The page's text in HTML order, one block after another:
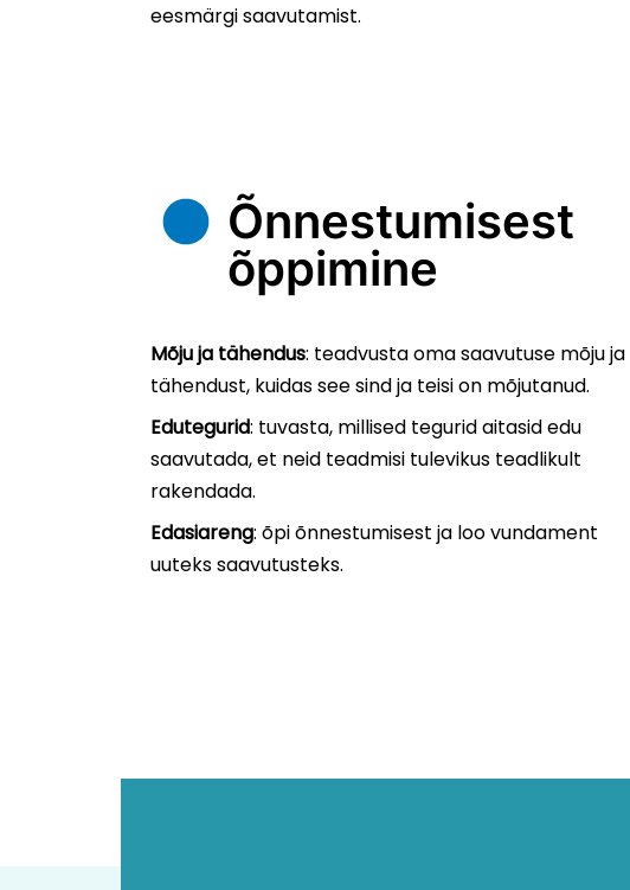
eesmärgi saavutamist.
Õnnestumisest
õppimine
Mõju ja tähendus: teadvusta oma saavutuse mõju ja
tähendust, kuidas see sind ja teisi on mõjutanud.
Edutegurid: tuvasta, millised tegurid aitasid edu
saavutada, et neid teadmisi tulevikus teadlikult
rakendada.
Edasiareng: õpi õnnestumisest ja loo vundament
uuteks saavutusteks.